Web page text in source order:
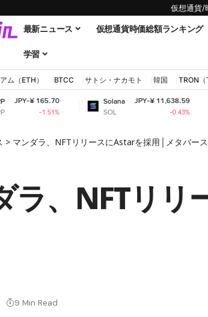
仮想通貨/
最新ニュース 仮想通貨時価総額ランキング
学習
ム（ETH） BTCC サトシ・ナカモト 韓国 TRON（
Solana
SOL
JPY-¥ 11,638.59
DOGE
> マンダラ、NFTリリースにAstarを採用│メタバー
ラ、NFTリリ
9 Min Read